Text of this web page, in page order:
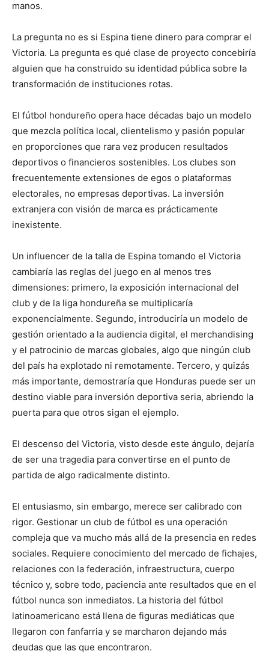
manos.
La pregunta no es si Espina tiene dinero para comprar el
Victoria. La pregunta es qué clase de proyecto concebiría
alguien que ha construido su identidad pública sobre la
transformación de instituciones rotas.
El fútbol hondureño opera hace décadas bajo un modelo
que mezcla política local, clientelismo y pasión popular
en proporciones que rara vez producen resultados
deportivos o financieros sostenibles. Los clubes son
frecuentemente extensiones de egos o plataformas
electorales, no empresas deportivas. La inversión
extranjera con visión de marca es prácticamente
inexistente.
Un influencer de la talla de Espina tomando el Victoria
cambiaría las reglas del juego en al menos tres
dimensiones: primero, la exposición internacional del
club y de la liga hondureña se multiplicaría
exponencialmente. Segundo, introduciría un modelo de
gestión orientado a la audiencia digital, el merchandising
y el patrocinio de marcas globales, algo que ningún club
del país ha explotado ni remotamente. Tercero, y quizás
más importante, demostraría que Honduras puede ser un
destino viable para inversión deportiva seria, abriendo la
puerta para que otros sigan el ejemplo.
El descenso del Victoria, visto desde este ángulo, dejaría
de ser una tragedia para convertirse en el punto de
partida de algo radicalmente distinto.
El entusiasmo, sin embargo, merece ser calibrado con
rigor. Gestionar un club de fútbol es una operación
compleja que va mucho más allá de la presencia en redes
sociales. Requiere conocimiento del mercado de fichajes,
relaciones con la federación, infraestructura, cuerpo
técnico y, sobre todo, paciencia ante resultados que en el
fútbol nunca son inmediatos. La historia del fútbol
latinoamericano está llena de figuras mediáticas que
llegaron con fanfarria y se marcharon dejando más
deudas que las que encontraron.